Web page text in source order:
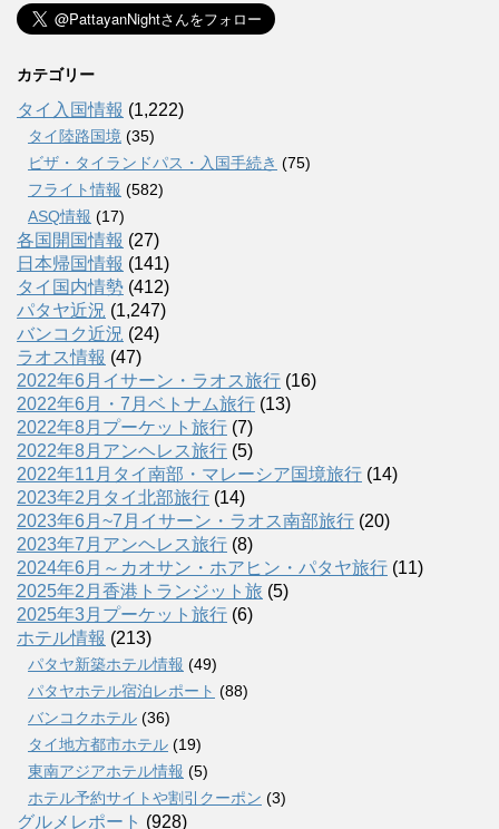
カテゴリー
タイ入国情報 (1,222)
タイ陸路国境 (35)
ビザ・タイランドパス・入国手続き (75)
フライト情報 (582)
ASQ情報 (17)
各国開国情報 (27)
日本帰国情報 (141)
タイ国内情勢 (412)
パタヤ近況 (1,247)
バンコク近況 (24)
ラオス情報 (47)
2022年6月イサーン・ラオス旅行 (16)
2022年6月・7月ベトナム旅行 (13)
2022年8月プーケット旅行 (7)
2022年8月アンヘレス旅行 (5)
2022年11月タイ南部・マレーシア国境旅行 (14)
2023年2月タイ北部旅行 (14)
2023年6月~7月イサーン・ラオス南部旅行 (20)
2023年7月アンヘレス旅行 (8)
2024年6月～カオサン・ホアヒン・パタヤ旅行 (11)
2025年2月香港トランジット旅 (5)
2025年3月プーケット旅行 (6)
ホテル情報 (213)
パタヤ新築ホテル情報 (49)
パタヤホテル宿泊レポート (88)
バンコクホテル (36)
タイ地方都市ホテル (19)
東南アジアホテル情報 (5)
ホテル予約サイトや割引クーポン (3)
グルメレポート (928)